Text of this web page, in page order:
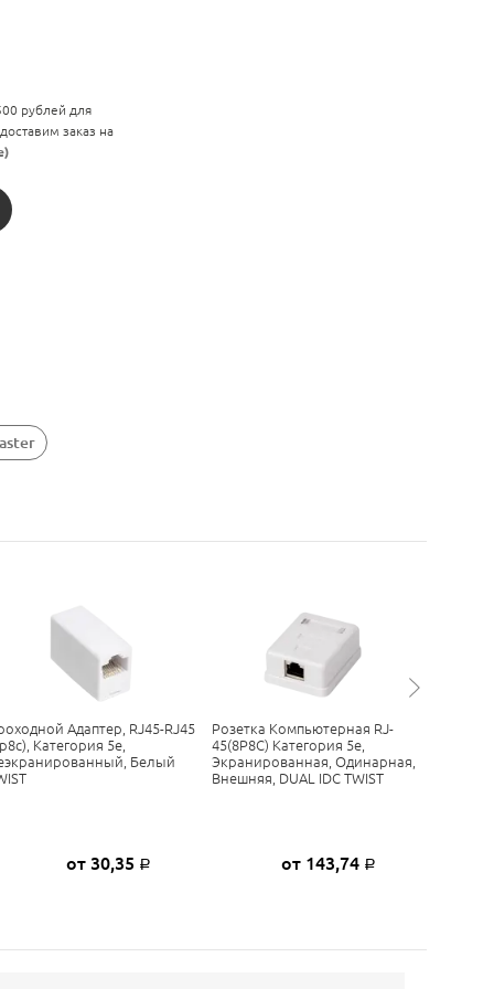
рублей для
заказ на
Адаптер, RJ45-RJ45
Категория 5е,
Белый
от 30,35 Р
Розетка Компьютерная RJ-
45(8P8C) Категория 5е,
Экранированная, Одинарная,
Внешняя, DUAL IDC TWIST
от 143,74 Р